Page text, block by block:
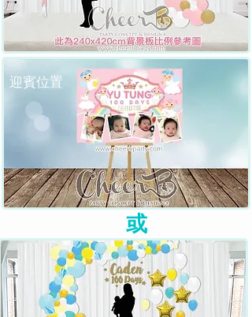
​迎賓位置
​或